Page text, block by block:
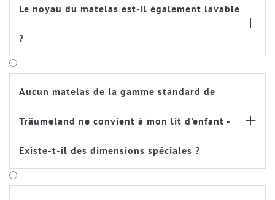
Le noyau du matelas est-il également lavable
?

Aucun matelas de la gamme standard de
Träumeland ne convient à mon lit d'enfant -
Existe-t-il des dimensions spéciales ?
